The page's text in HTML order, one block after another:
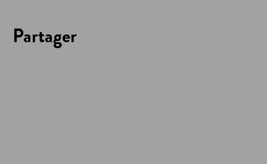
Partager